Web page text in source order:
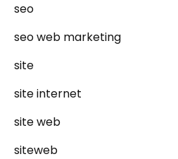
seo
seo web marketing
site
site internet
site web
siteweb